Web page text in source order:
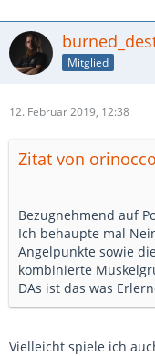
Mitglied
12. Februar 2019, 12:38
Zitat von orinocco
Bezugnehmend auf
Ich behaupte mal
Angelpunkte sowie
kombinierte
DAs ist das was
Vielleicht spiele ich